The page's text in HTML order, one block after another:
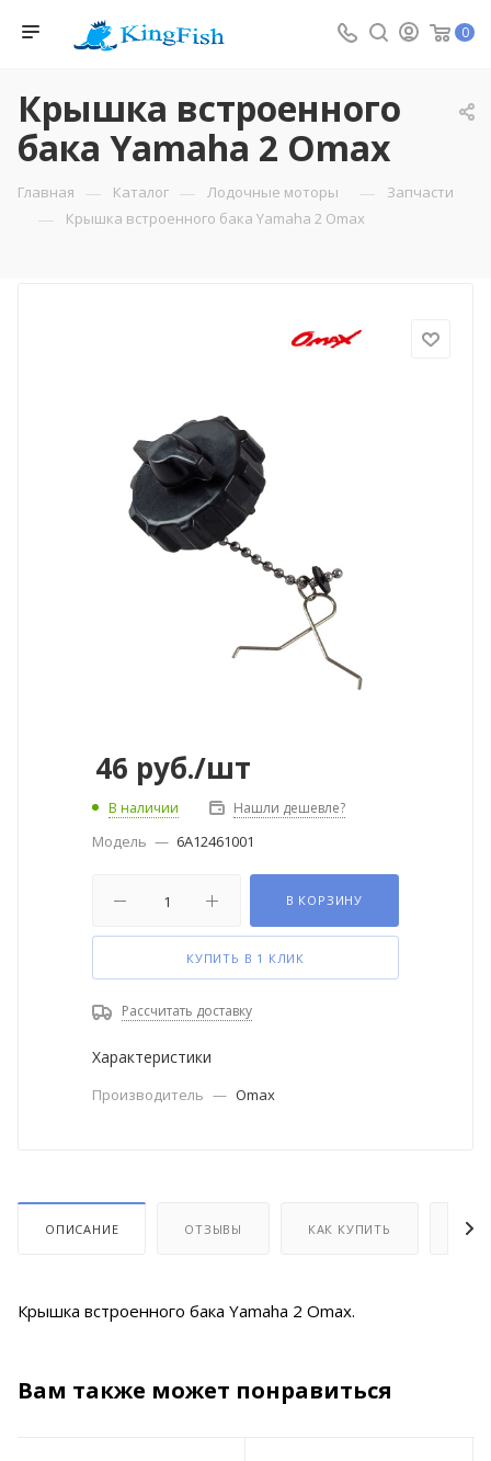
0
Крышка встроенного
бака Yamaha 2 Omax
Главная — Каталог — Лодочные моторы — Запчасти
— Крышка встроенного бака Yamaha 2 Omax
46 руб./шт
В наличии Нашли дешевле?
Модель — 6A12461001
В КОРЗИНУ
КУПИТЬ В 1 КЛИК
Рассчитать доставку
Характеристики
Производитель — Omax
ОПИСАНИЕ ОТЗЫВЫ КАК КУПИТЬ
Крышка встроенного бака Yamaha 2 Omax.
Вам также может понравиться